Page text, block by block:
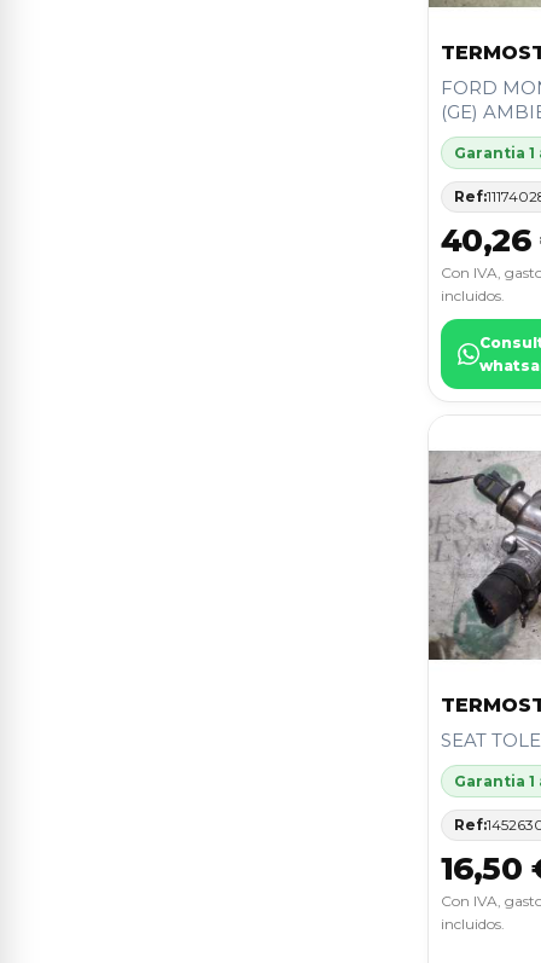
FORD
(GE)
Garantia 1
Ref:
40,26
Con IVA,
incluidos.
SEAT
Garantia 1
Ref:
16,50
Con IVA,
incluidos.